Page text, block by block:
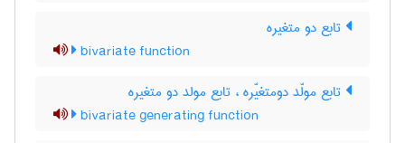
تابع دو متغیره
bivariate function
تابع مولّد دومتغیّره ، تابع مولد دو متغیره
bivariate generating function